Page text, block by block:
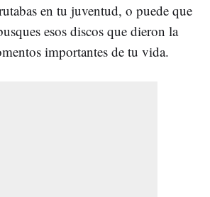
en tu juventud, o puede que
esos discos que dieron la
importantes de tu vida.